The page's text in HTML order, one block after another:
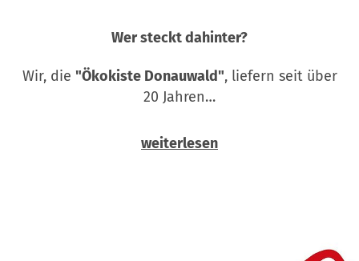
Wer steckt dahinter?
Wir, die "Ökokiste Donauwald", liefern seit über
20 Jahren…
weiterlesen